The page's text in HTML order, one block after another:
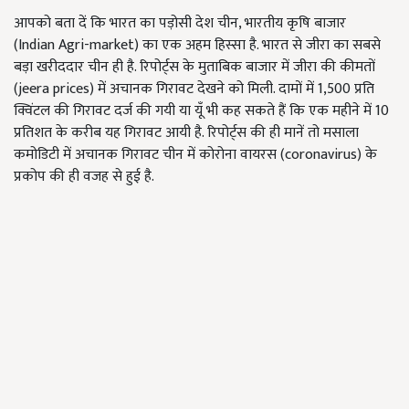
आपको बता दें कि भारत का पड़ोसी देश चीन, भारतीय कृषि बाजार
(Indian Agri-market) का एक अहम हिस्सा है. भारत से जीरा का सबसे
बड़ा खरीददार चीन ही है. रिपोर्ट्स के मुताबिक बाजार में जीरा की कीमतों
(jeera prices) में अचानक गिरावट देखने को मिली. दामों में 1,500 प्रति
क्विंटल की गिरावट दर्ज की गयी या यूँ भी कह सकते हैं कि एक महीने में 10
प्रतिशत के करीब यह गिरावट आयी है. रिपोर्ट्स की ही मानें तो मसाला
कमोडिटी में अचानक गिरावट चीन में कोरोना वायरस (coronavirus) के
प्रकोप की ही वजह से हुई है.